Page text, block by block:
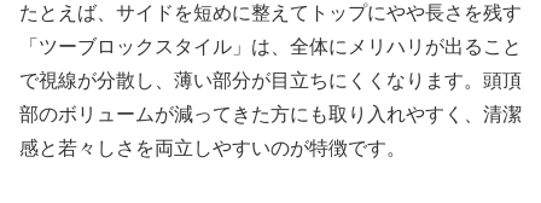
たとえば、サイドを短めに整えてトップにやや長さを残す
「ツーブロックスタイル」は、全体にメリハリが出ること
で視線が分散し、薄い部分が目立ちにくくなります。頭頂
部のボリュームが減ってきた方にも取り入れやすく、清潔
感と若々しさを両立しやすいのが特徴です。